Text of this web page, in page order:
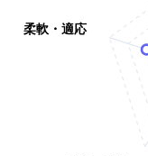
柔軟・適応